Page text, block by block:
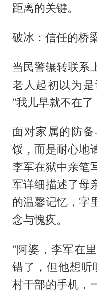
距离的关键。
破冰：信任的桥
当民警辗转联系
老人起初以为
“我儿早就不在
面对家属的防
馁，而是耐心地
李军在狱中亲笔
军详细描述了母
的温馨记忆，字
念与愧疚。
“阿婆，李军在
错了，但他想听
村干部的手机，